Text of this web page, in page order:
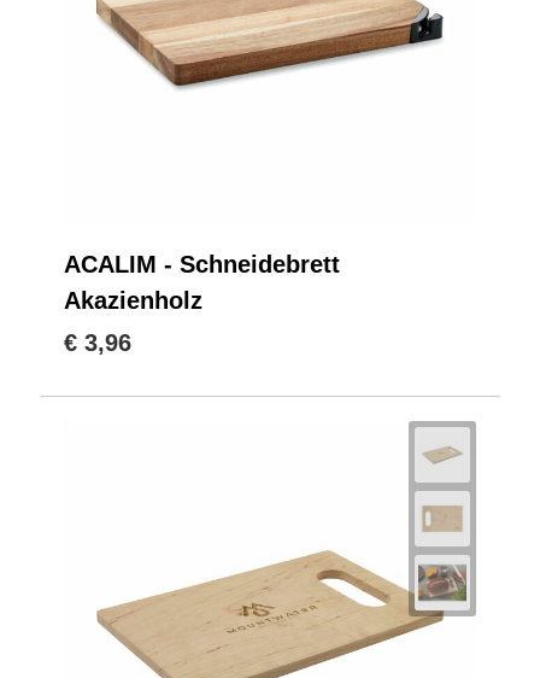
ACALIM - Schneidebrett
Akazienholz
€ 3,96